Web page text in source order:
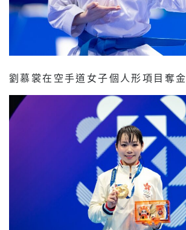
劉慕裳在空手道女子個人形項目奪金